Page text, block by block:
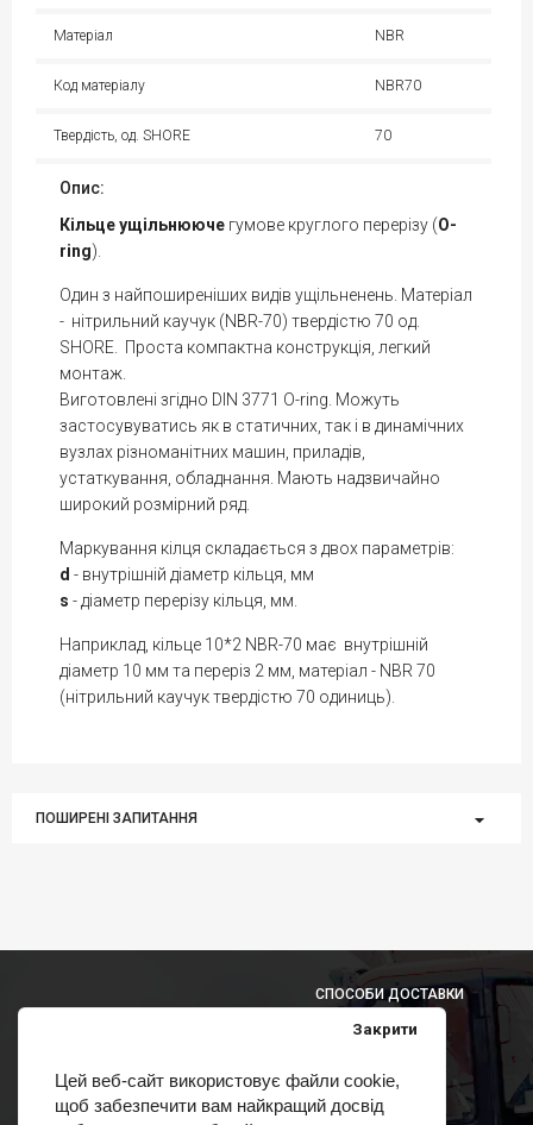
Цей веб-сайт використовує файли cookie,
щоб забезпечити вам найкращий досвід
Закрити
Матеріал NBR
Код матеріалу NBR70
Твердість, од. SHORE 70
Опис:
Кільцеущільнююче гумове круглого перерізу (O-
ring).
Один з найпоширеніших видів ущільненень. Матеріал
- нітрильний каучук (NBR-70) твердістю 70 од.
SHORE. Проста компактна конструкція, легкий
монтаж.
Виготовлені згідно DIN 3771 O-ring. Можуть
застосувуватись як в статичних, так і в динамічних
вузлах різноманітних машин, приладів,
устаткування, обладнання. Мають надзвичайно
широкий розмірний ряд.
Маркування кілця складається з двох параметрів:
d - внутрішній діаметр кільця, мм
s - діаметр перерізу кільця, мм.
Наприклад, кільце 10*2 NBR-70 має внутрішній
діаметр 10 мм та переріз 2 мм, матеріал - NBR 70
(нітрильний каучук твердістю 70 одиниць).
ПОШИРЕНІ ЗАПИТАННЯ
СПОСОБИ ДОСТАВКИ
СПОСОБИ ОПЛАТИ